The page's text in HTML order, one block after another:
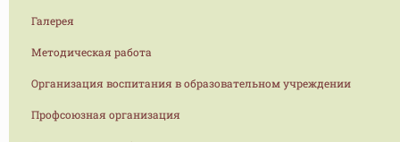
Галерея
Методическая работа
Организация воспитания в образовательном учреждении
Профсоюзная организация